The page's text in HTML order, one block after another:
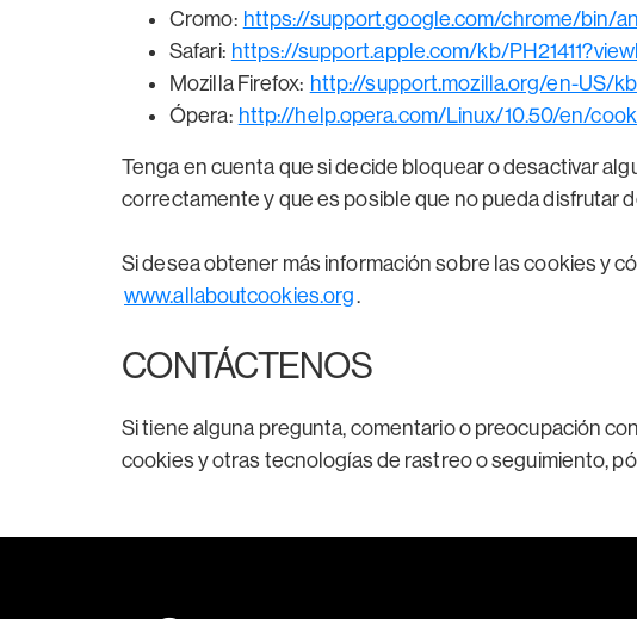
Cromo: https://support.google.com/chrome/bin/
Safari: https://support.apple.com/kb/
Mozilla Firefox: http://support.mozilla.org/en-US/
Ópera: http://help.opera.com/Linux/10.50/en/
Tenga en cuenta que si decide bloquear o desactivar
correctamente y que es posible que no pueda disfrutar
Si desea obtener más información sobre las cookies y
www.allaboutcookies.org.
CONTÁCTENOS
Si tiene alguna pregunta, comentario o preocupación
cookies y otras tecnologías de rastreo o seguimiento,